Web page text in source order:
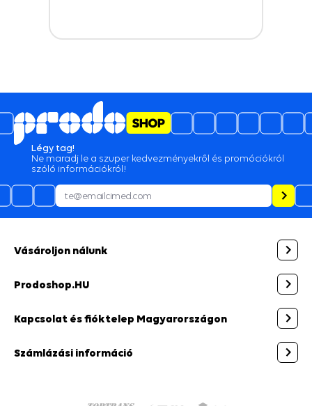
Légy tag!
Ne maradj le a szuper kedvezményekről és promóciókról
szóló információkról!
Vásároljon nálunk
Prodoshop.HU
Kapcsolat és fióktelep Magyarországon
Számlázási információ